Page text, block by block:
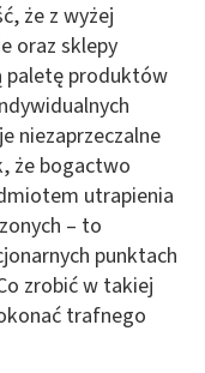
że z wyżej
oraz sklepy
paletę produktów
niezaprzeczalne
że bogactwo
utrapienia
– to
punktach
zrobić w takiej
trafnego